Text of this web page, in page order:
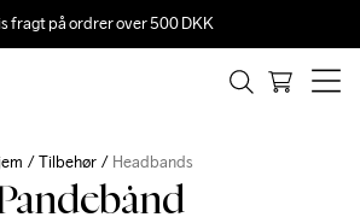
fragt på ordrer over 500 DKK
Tilbehør Headbands
Pandebånd